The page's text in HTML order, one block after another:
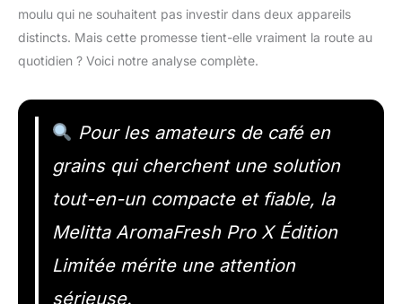
moulu qui ne souhaitent pas investir dans deux appareils
distincts. Mais cette promesse tient-elle vraiment la route au
quotidien ? Voici notre analyse complète.
Pour les amateurs de café en
grains qui cherchent une solution
tout-en-un compacte et fiable, la
Melitta AromaFresh Pro X Édition
Limitée mérite une attention
sérieuse.